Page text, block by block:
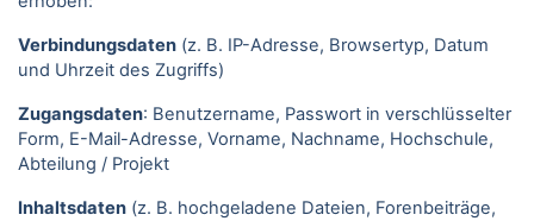
Verbindungsdaten (z. B. IP-Adresse, Browsertyp, Datum
und Uhrzeit des Zugriffs)
Zugangsdaten: Benutzername, Passwort in verschlüsselter
Form, E-Mail-Adresse, Vorname, Nachname, Hochschule,
Abteilung / Projekt
Inhaltsdaten (z. B. hochgeladene Dateien, Forenbeiträge,